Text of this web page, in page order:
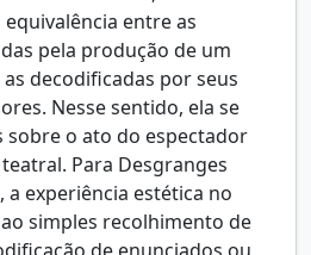
entre as
pela produção de um
decodificadas por seus
Nesse sentido, ela se
sobre o ato do espectador
Para Desgranges
a experiência estética no
simples recolhimento de